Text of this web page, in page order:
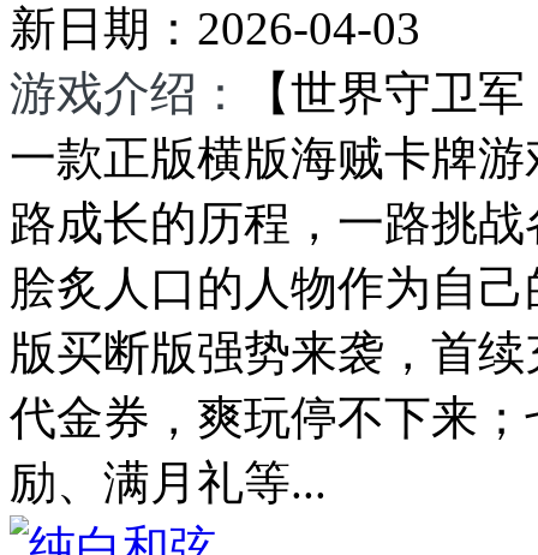
新日期： 2026-04-03
游戏介绍：
【世界守卫
一款正版横版海贼卡牌
路成长的历程，一路挑
脍炙人口的人物作为自
版买断版强势来袭，首
代金券，爽玩停不下来
励、满月礼等...